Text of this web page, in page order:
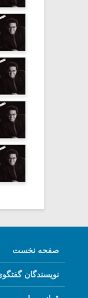
صفحه نخست
نویسندگان